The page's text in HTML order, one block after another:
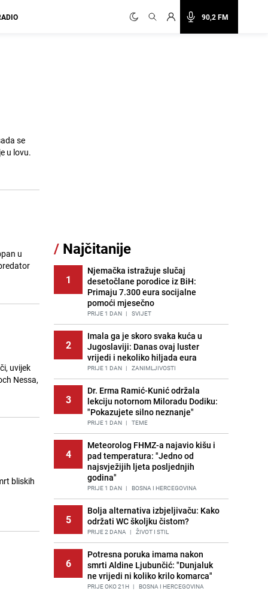
90,2 FM
se
u lovu.
u
uvijek
Nessa,
bliskih
/ Najčitanije
1
Njemačka istražuje slučaj
desetočlane porodice iz BiH:
Primaju 7.300 eura socijalne
pomoći mjesečno
PRIJE 1 DAN | SVIJET
2
Imala ga je skoro svaka kuća u
Jugoslaviji: Danas ovaj luster
vrijedi i nekoliko hiljada eura
PRIJE 1 DAN | ZANIMLJIVOSTI
3
Dr. Erma Ramić-Kunić održala
lekciju notornom Miloradu Dodiku:
"Pokazujete silno neznanje"
PRIJE 1 DAN | TEME
4
Meteorolog FHMZ-a najavio kišu i
pad temperatura: "Jedno od
najsvježijih ljeta posljednjih
godina"
PRIJE 1 DAN | BOSNA I HERCEGOVINA
5
Bolja alternativa izbjeljivaču: Kako
održati WC školjku čistom?
PRIJE 2 DANA | ŽIVOT I STIL
6
Potresna poruka imama nakon
smrti Aldine Ljubunčić: "Dunjaluk
ne vrijedi ni koliko krilo komarca"
PRIJE OKO 21H | BOSNA I HERCEGOVINA